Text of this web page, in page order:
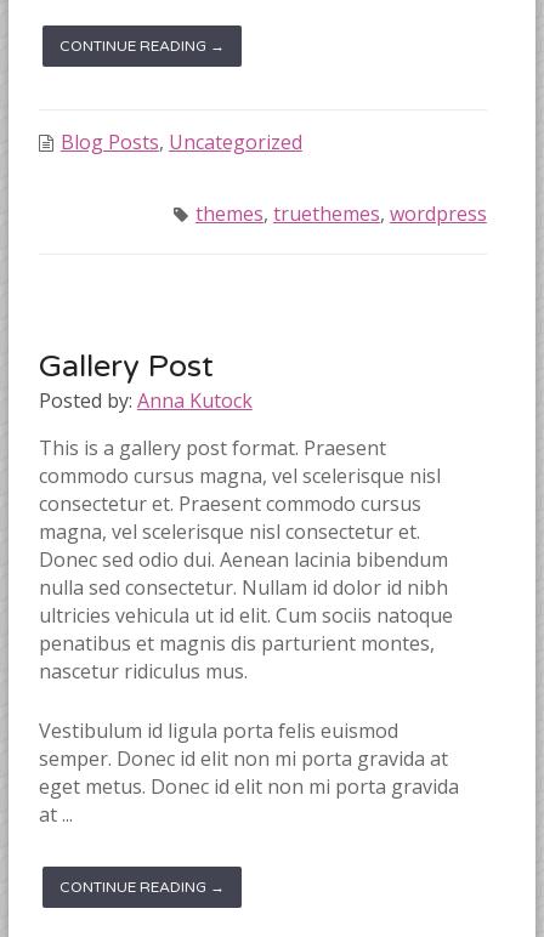
CONTINUE READING →
Blog Posts, Uncategorized
themes, truethemes, wordpress
Gallery Post
Posted by: Anna Kutock
This is a gallery post format. Praesent
commodo cursus magna, vel scelerisque nisl
consectetur et. Praesent commodo cursus
magna, vel scelerisque nisl consectetur et.
Donec sed odio dui. Aenean lacinia bibendum
nulla sed consectetur. Nullam id dolor id nibh
ultricies vehicula ut id elit. Cum sociis natoque
penatibus et magnis dis parturient montes,
nascetur ridiculus mus.
Vestibulum id ligula porta felis euismod
semper. Donec id elit non mi porta gravida at
eget metus. Donec id elit non mi porta gravida
at ...
CONTINUE READING →